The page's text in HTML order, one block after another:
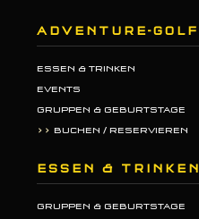
ADVENTURE-GOLF
ESSEN & TRINKEN
EVENTS
GRUPPEN & GEBURTSTAGE
>> BUCHEN / RESERVIEREN
ESSEN & TRINKEN
GRUPPEN & GEBURTSTAGE